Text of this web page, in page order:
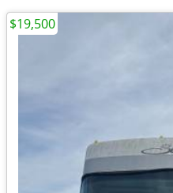
$19,500